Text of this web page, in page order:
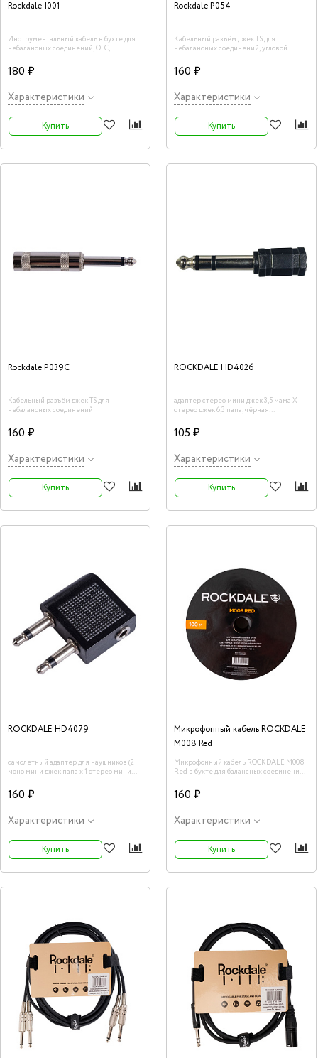
Rockdale I001
Инструментальный кабель в бухте для
небалансных соединений, OFC,
180 ₽
Характеристики
Купить
Rockdale P054
Кабельный разъём джек TS для
небалансных соединений, угловой
160 ₽
Характеристики
Купить
Rockdale P039C
Кабельный разъём джек TS для
небалансных соединений
160 ₽
Характеристики
Купить
ROCKDALE HD4026
адаптер стерео мини джек 3,5 мама Х
стерео джек 6,3 папа, чёрная
105 ₽
Характеристики
Купить
ROCKDALE HD4079
самолётный адаптер для наушников (2
моно мини джек папа х 1 стерео мини
160 ₽
Характеристики
Купить
Микрофонный кабель ROCKDALE
M008 Red
Микрофонный кабель ROCKDALE M008
Red в бухте для балансных соединений,
красный. Внешний диаметр 5мм. Длина
100 м., цена за метр.
160 ₽
Характеристики
Купить